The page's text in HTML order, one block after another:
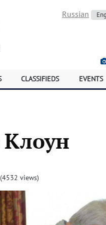
Russian
CLASSIFIEDS EVENTS
views)